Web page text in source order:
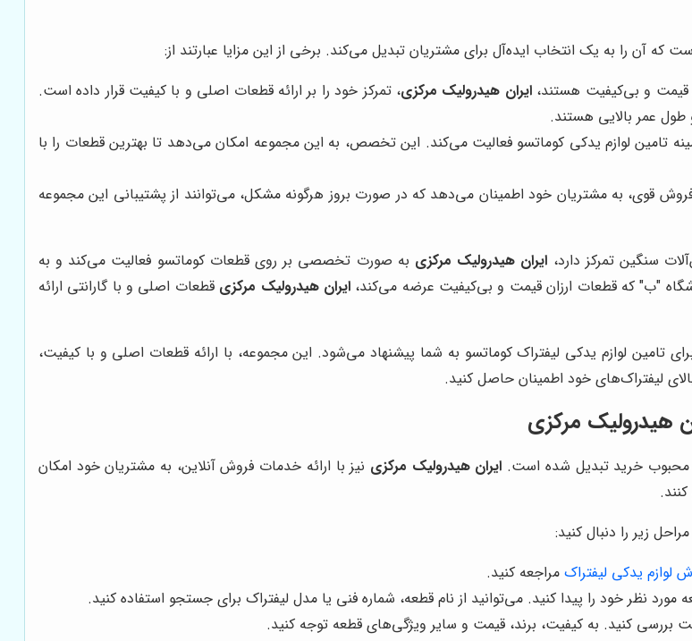
که آن را به یک انتخاب ایده‌آل برای مشتریان تبدیل می‌کند. برخی از این مزایا عبارتند از:
قیمت و بی‌کیفیت هستند،ایران هیدرولیک مرکزی، تمرکز خود را بر ارائه قطعات اصلی و با کیفیت قرار داده است.
طول عمر بالایی هستند.
تامین لوازم یدکی کوماتسو فعالیت می‌کند. این تخصص، به این مجموعه امکان می‌دهد تا بهترین قطعات را با
قوی، به مشتریان خود اطمینان می‌دهد که در صورت بروز هرگونه مشکل، می‌توانند از پشتیبانی این مجموعه
سنگین تمرکز دارد، ایران هیدرولیک مرکزی به صورت تخصصی بر روی قطعات کوماتسو فعالیت می‌کند و به
"ب" که قطعات ارزان قیمت و بی‌کیفیت عرضه می‌کند،ایران هیدرولیک مرکزی قطعات اصلی و با گارانتی ارائه
تامین لوازم یدکی لیفتراک کوماتسو به شما پیشنهاد می‌شود. این مجموعه، با ارائه قطعات اصلی و با کیفیت،
لیفتراک‌های خود اطمینان حاصل کنید.
هیدرولیک مرکزی
محبوب خرید تبدیل شده است. ایران هیدرولیک مرکزی نیز با ارائه خدمات فروش آنلاین، به مشتریان خود امکان
زیر را دنبال کنید:
لوازم یدکی لیفتراکمراجعه کنید.
نظر خود را پیدا کنید. می‌توانید از نام قطعه، شماره فنی یا مدل لیفتراک برای جستجو استفاده کنید.
کنید. به کیفیت، برند، قیمت و سایر ویژگی‌های قطعه توجه کنید.